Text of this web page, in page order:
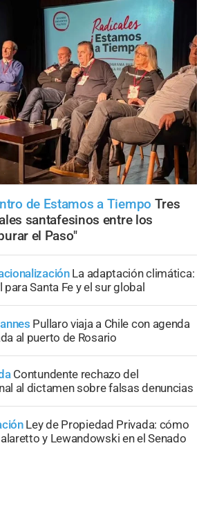
de Estamos a Tiempo Tres
santafesinos entre los
el Paso"
La adaptación climática:
Santa Fe y el sur global
Pullaro viaja a Chile con agenda
al puerto de Rosario
Contundente rechazo del
al dictamen sobre falsas denuncias
Ley de Propiedad Privada: cómo
y Lewandowski en el Senado